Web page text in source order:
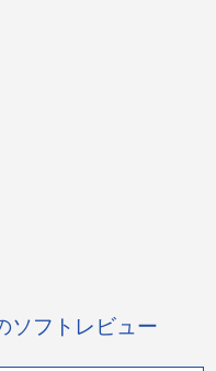
ソフトレビュー